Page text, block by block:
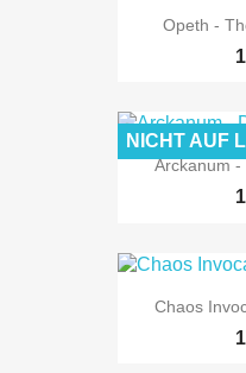
Opeth -
Arckanum -
NICHT AUF
Chaos